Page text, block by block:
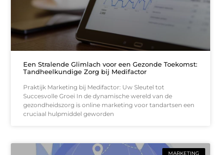
Een Stralende Glimlach voor een Gezonde Toekomst:
Tandheelkundige Zorg bij Medifactor
Praktijk Marketing bij Medifactor: Uw Sleutel tot
Succesvolle Groei In de dynamische wereld van de
gezondheidszorg is online marketing voor tandartsen een
cruciaal hulpmiddel geworden
MARKETING